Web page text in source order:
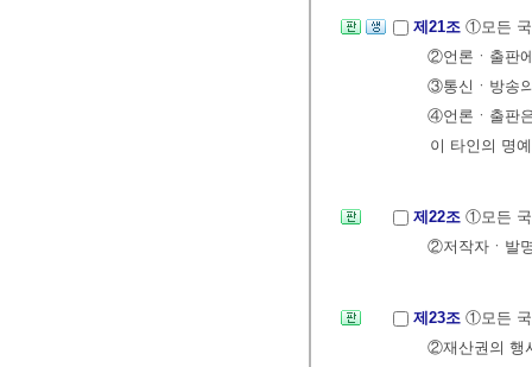
제21조 ①모든 국
②언론ㆍ출판
③통신ㆍ방송
④언론ㆍ출판
이 타인의 명
제22조 ①모든 국
②저작자ㆍ발
제23조 ①모든 국
②재산권의 행